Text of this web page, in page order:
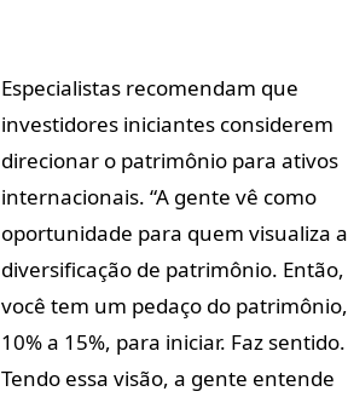
Especialistas recomendam que
investidores iniciantes considerem
direcionar o patrimônio para ativos
internacionais. “A gente vê como
oportunidade para quem visualiza a
diversificação de patrimônio. Então,
você tem um pedaço do patrimônio,
10% a 15%, para iniciar. Faz sentido.
Tendo essa visão, a gente entende